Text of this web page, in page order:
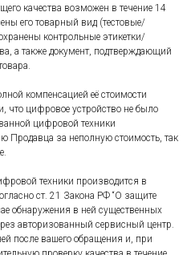
качества возможен в течение 14
его товарный вид (тестовые/
контрольные этикетки/
а также документ, подтверждающий
компенсацией её стоимости
что цифровое устройство не было
цифровой техники
Продавца за неполную стоимость, так
техники производится в
ст. 21 Закона РФ “О защите
обнаружения в ней существенных
авторизованный сервисный центр.
после вашего обращения и, при